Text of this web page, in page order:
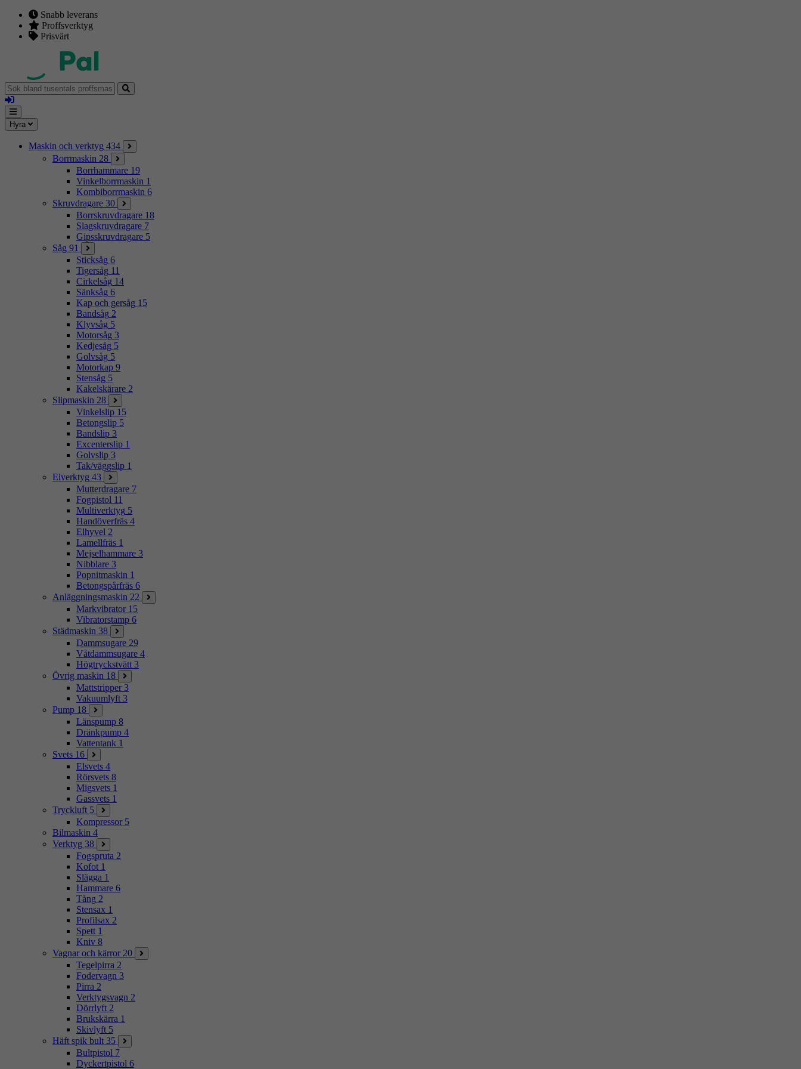
Snabb leverans
Proffsverktyg
Prisvärt
Sök
bland
tusentals
proffsmaskiner
Logga
in
Mina
sidor
Meny
Hyra
Maskin och verktyg 434
Borrmaskin 28
Borrhammare 19
Vinkelborrmaskin 1
Kombiborrmaskin 6
Skruvdragare 30
Borrskruvdragare 18
Slagskruvdragare 7
Gipsskruvdragare 5
Såg 91
Sticksåg 6
Tigersåg 11
Cirkelsåg 14
Sänksåg 6
Kap och gersåg 15
Bandsåg 2
Klyvsåg 5
Motorsåg 3
Kedjesåg 5
Golvsåg 5
Motorkap 9
Stensåg 5
Kakelskärare 2
Slipmaskin 28
Vinkelslip 15
Betongslip 5
Bandslip 3
Excenterslip 1
Golvslip 3
Tak/väggslip 1
Elverktyg 43
Mutterdragare 7
Fogpistol 11
Multiverktyg 5
Handöverfräs 4
Elhyvel 2
Lamellfräs 1
Mejselhammare 3
Nibblare 3
Popnitmaskin 1
Betongspårfräs 6
Anläggningsmaskin 22
Markvibrator 15
Vibratorstamp 6
Städmaskin 38
Dammsugare 29
Våtdammsugare 4
Högtryckstvätt 3
Övrig maskin 18
Mattstripper 3
Vakuumlyft 3
Pump 18
Länspump 8
Dränkpump 4
Vattentank 1
Svets 16
Elsvets 4
Rörsvets 8
Migsvets 1
Gassvets 1
Tryckluft 5
Kompressor 5
Bilmaskin 4
Verktyg 38
Fogspruta 2
Kofot 1
Slägga 1
Hammare 6
Tång 2
Stensax 1
Profilsax 2
Spett 1
Kniv 8
Vagnar och kärror 20
Tegelpirra 2
Fodervagn 3
Pirra 2
Verktygsvagn 2
Dörrlyft 2
Brukskärra 1
Skivlyft 5
Häft spik bult 35
Bultpistol 7
Dyckertpistol 6